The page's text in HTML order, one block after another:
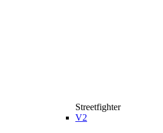
Streetfighter
V2